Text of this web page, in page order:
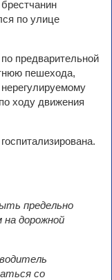
по улице
предварительной
пешехода,
ходу движения
предельно
дорожной
со